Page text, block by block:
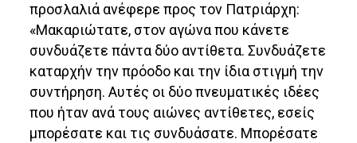
προσλαλιά ανέφερε προς τον Πατριάρχη:
«Μακαριώτατε, στον αγώνα που κάνετε
συνδυάζετε πάντα δύο αντίθετα. Συνδυάζετε
καταρχήν την πρόοδο και την ίδια στιγμή την
συντήρηση. Αυτές οι δύο πνευματικές ιδέες
που ήταν ανά τους αιώνες αντίθετες, εσείς
μπορέσατε και τις συνδυάσατε. Μπορέσατε